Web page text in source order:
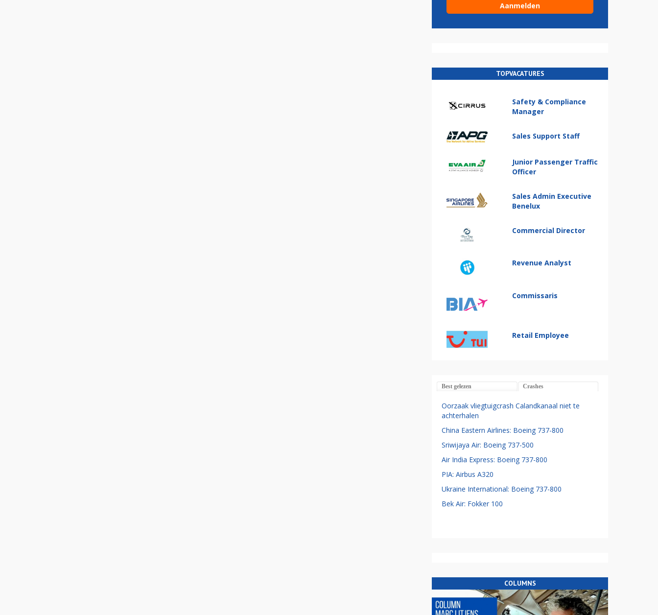
TOPVACATURES
Safety & Compliance
Manager
Sales Support Staff
Junior Passenger Traffic
Officer
Sales Admin Executive
Benelux
Commercial Director
Revenue Analyst
Commissaris
Retail Employee
Best gelezen Crashes
Oorzaak vliegtuigcrash Calandkanaal niet te
achterhalen
China Eastern Airlines: Boeing 737-800
Sriwijaya Air: Boeing 737-500
Air India Express: Boeing 737-800
PIA: Airbus A320
Ukraine International: Boeing 737-800
Bek Air: Fokker 100
COLUMNS